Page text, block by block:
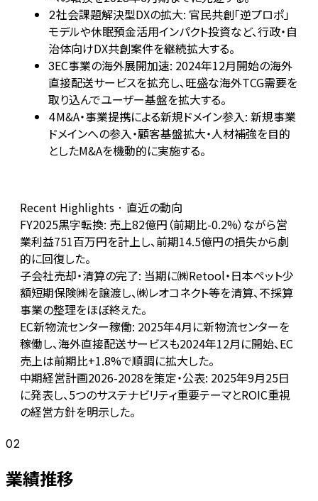
2社会課題解決型DXの拡大: 官民共創「逆プロポ」
モデルや休眠預金活用インパクト投資など、行政・自
治体向けDX共創案件を継続拡大する。
3EC事業の海外展開加速: 2024年12月開始の海外
直接配送サービスを拡充し、旺盛な海外TCG需要を
取り込んでユーザー基盤を拡大する。
4M&A・事業提携による新規ドメイン参入: 新規事業
ドメインへの参入・顧客基盤拡大・人材補強を目的
としたM&Aを機動的に実施する。
Recent Highlights · 直近の動向
FY2025黒字転換: 売上82億円（前期比-0.2%）ながら営
業利益751百万円を計上し、前期14.5億円の損失から劇
的に回復した。
子会社売却・清算の完了: 当期に㈱Retool・日本ペット少
額短期保険㈱を譲渡し、㈱レオコネクト等を清算、不採算
事業の整理をほぼ終えた。
EC新物流センター稼働: 2025年4月に新物流センターを
稼働し、海外直接配送サービスも2024年12月に開始、EC
売上は前期比+1.8%で順調に拡大した。
中期経営計画2026-2028を策定・公表: 2025年9月25日
に発表し、5つのサステナビリティ重要テーマとROIC重視
の経営方針を明示した。
02
業績推移